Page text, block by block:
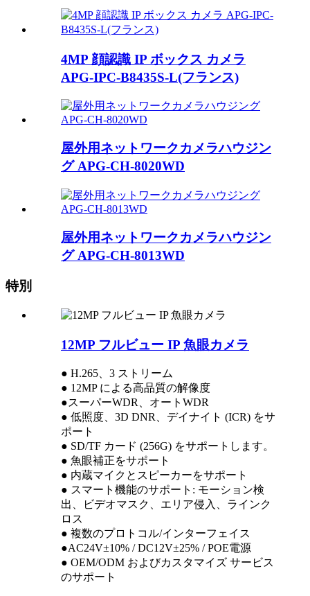
4MP 顔認識 IP ボックス カメラ
APG-IPC-B8435S-L(フランス)
屋外用ネットワークカメラハウジン
グ APG-CH-8020WD
屋外用ネットワークカメラハウジン
グ APG-CH-8013WD
特別
12MP フルビュー IP 魚眼カメラ
● H.265、3 ストリーム
● 12MP による高品質の解像度
●スーパーWDR、オートWDR
● 低照度、3D DNR、デイナイト (ICR) をサ
ポート
● SD/TF カード (256G) をサポートします。
● 魚眼補正をサポート
● 内蔵マイクとスピーカーをサポート
● スマート機能のサポート: モーション検
出、ビデオマスク、エリア侵入、ラインク
ロス
● 複数のプロトコル/インターフェイス
●AC24V±10% / DC12V±25% / POE電源
● OEM/ODM およびカスタマイズ サービス
のサポート